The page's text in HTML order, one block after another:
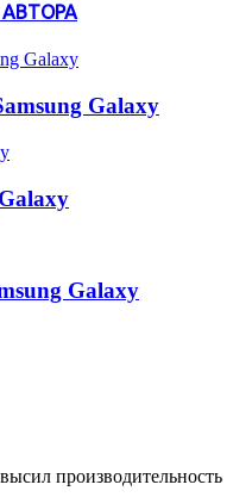
Galaxy
Galaxy
производительность